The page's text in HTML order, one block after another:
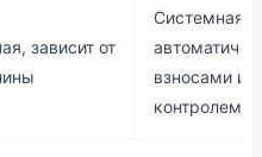
зависит от
Системная, с
взносами и
контролем